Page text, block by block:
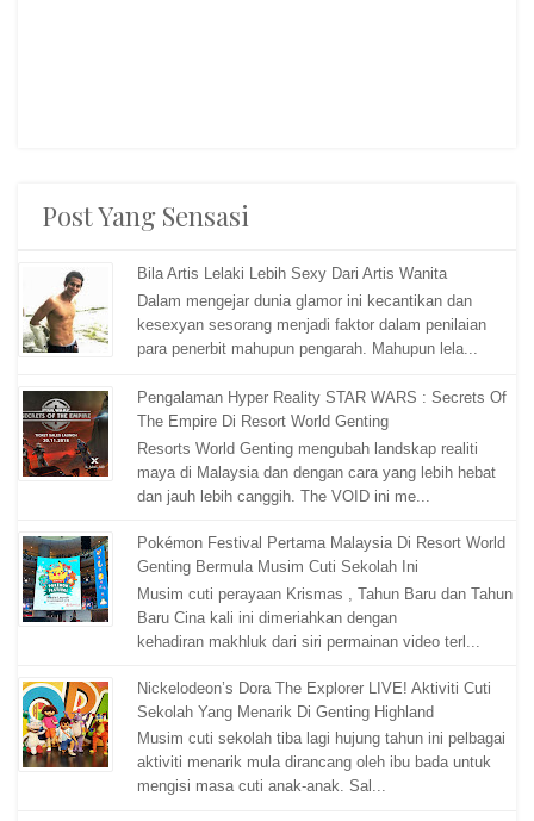
Post Yang Sensasi
Bila Artis Lelaki Lebih Sexy Dari Artis Wanita
Dalam mengejar dunia glamor ini kecantikan dan
kesexyan sesorang menjadi faktor dalam penilaian
para penerbit mahupun pengarah. Mahupun lela...
Pengalaman Hyper Reality STAR WARS : Secrets Of
The Empire Di Resort World Genting
Resorts World Genting mengubah landskap realiti
maya di Malaysia dan dengan cara yang lebih hebat
dan jauh lebih canggih. The VOID ini me...
Pokémon Festival Pertama Malaysia Di Resort World
Genting Bermula Musim Cuti Sekolah Ini
Musim cuti perayaan Krismas , Tahun Baru dan Tahun
Baru Cina kali ini dimeriahkan dengan
kehadiran makhluk dari siri permainan video terl...
Nickelodeon’s Dora The Explorer LIVE! Aktiviti Cuti
Sekolah Yang Menarik Di Genting Highland
Musim cuti sekolah tiba lagi hujung tahun ini pelbagai
aktiviti menarik mula dirancang oleh ibu bada untuk
mengisi masa cuti anak-anak. Sal...